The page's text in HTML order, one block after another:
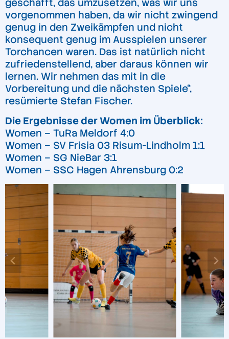
geschafft, das umzusetzen, was wir uns
vorgenommen haben, da wir nicht zwingend
genug in den Zweikämpfen und nicht
konsequent genug im Ausspielen unserer
Torchancen waren. Das ist natürlich nicht
zufriedenstellend, aber daraus können wir
lernen. Wir nehmen das mit in die
Vorbereitung und die nächsten Spiele“,
resümierte Stefan Fischer.
Die Ergebnisse der Women im Überblick:
Women – TuRa Meldorf 4:0
Women – SV Frisia 03 Risum-Lindholm 1:1
Women – SG NieBar 3:1
Women – SSC Hagen Ahrensburg 0:2